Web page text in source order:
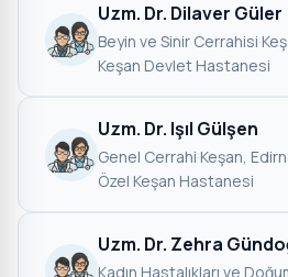
Uzm. Dr. Dilaver Güler
Beyin ve Sinir Cerrahisi·
Keşan Devlet Hastanesi
Uzm. Dr. Işıl Gülşen
Genel Cerrahi·Keşan,
Özel Keşan Hastanesi
Uzm. Dr. Zehra
Kadın Hastalıkları ve